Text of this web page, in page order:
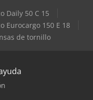
Daily 50 C 15
Eurocargo 150 E 18
de tornillo